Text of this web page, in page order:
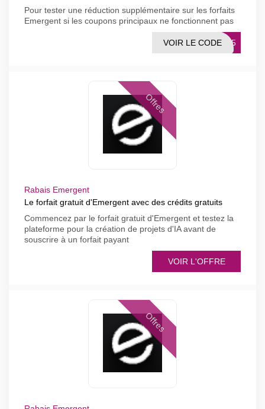
Pour tester une réduction supplémentaire sur les forfaits
Emergent si les coupons principaux ne fonctionnent pas
UNT5
VOIR LE CODE
Offres
Rabais Emergent
Le forfait gratuit d'Emergent avec des crédits gratuits
Commencez par le forfait gratuit d'Emergent et testez la
plateforme pour la création de projets d'IA avant de
souscrire à un forfait payant
VOIR L'OFFRE
Offres